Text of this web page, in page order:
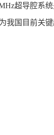
超导腔系
我国目前关